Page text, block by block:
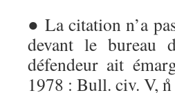
● La citation n’a
devant le bureau
défendeur ait
1978 : Bull. civ. V,